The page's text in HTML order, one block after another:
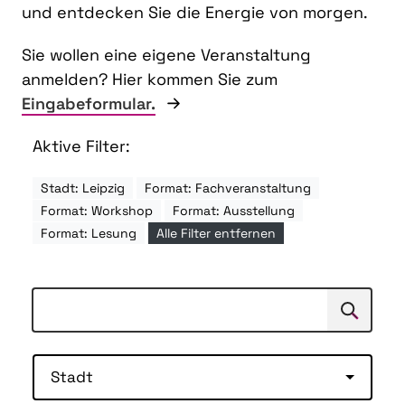
und entdecken Sie die Energie von morgen.
Sie wollen eine eigene Veranstaltung
anmelden? Hier kommen Sie zum
Eingabeformular.
Aktive Filter:
Stadt: Leipzig
Format: Fachveranstaltung
Format: Workshop
Format: Ausstellung
Format: Lesung
Alle Filter entfernen
Suchen
Stadt